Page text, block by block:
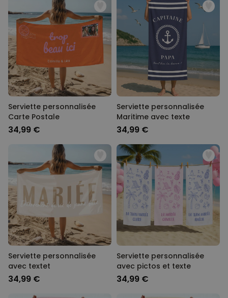
Serviette personnalisée
Carte Postale
34,99 €
Serviette personnalisée
Maritime avec texte
34,99 €
Serviette personnalisée
avec textet
34,99 €
Serviette personnalisée
avec pictos et texte
34,99 €
PERFORMANCE
COMMERCIALISATION